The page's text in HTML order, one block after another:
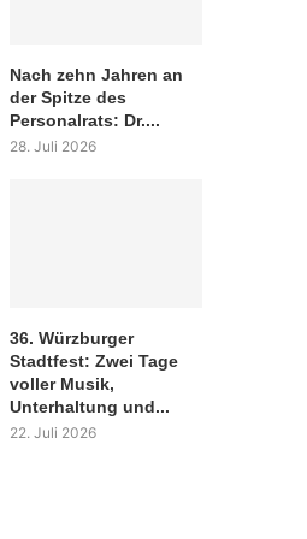
Nach zehn Jahren an
der Spitze des
Personalrats: Dr....
28. Juli 2026
36. Würzburger
Stadtfest: Zwei Tage
voller Musik,
Unterhaltung und...
22. Juli 2026